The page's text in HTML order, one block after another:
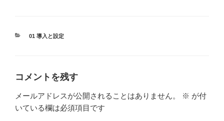
カ
01 導入と設定
コメントを残す
メールアドレスが公開されることはありません。 ※ が付
いている欄は必須項目です